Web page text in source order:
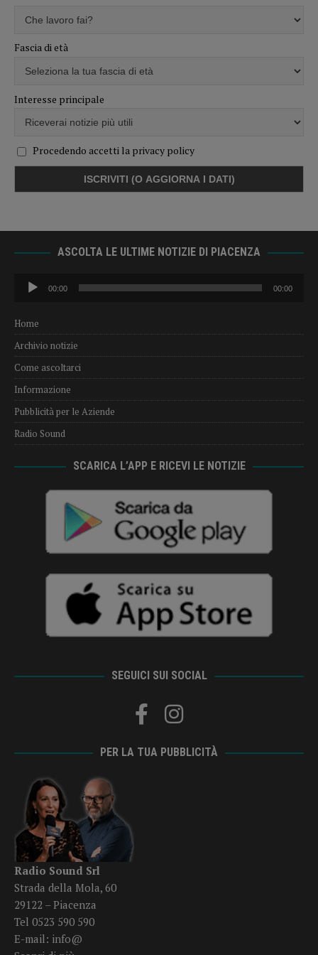
Fascia di età
Interesse principale
Procedendo accetti la privacy policy
ASCOLTA LE ULTIME NOTIZIE DI PIACENZA
Audio
Player
00:00 00:00
Home
Archivio notizie
Come ascoltarci
Informazione
Pubblicità per le Aziende
Radio Sound
SCARICA L’APP E RICEVI LE NOTIZIE
SEGUICI SUI SOCIAL
PER LA TUA PUBBLICITÀ
Radio Sound Srl
Strada della Mola, 60
29122 – Piacenza
Tel 0523 590 590
E-mail: info@